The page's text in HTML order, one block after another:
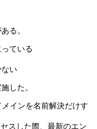
る。
ている
い
した。
インを名前解決だけす
スした際、最新のエン